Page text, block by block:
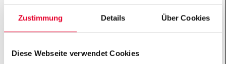
Zustimmung Details Über Cookies
Diese Webseite verwendet Cookies
Business Council for Democracy